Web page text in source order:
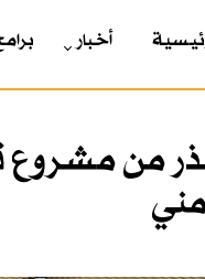
أخبار
من مشروع